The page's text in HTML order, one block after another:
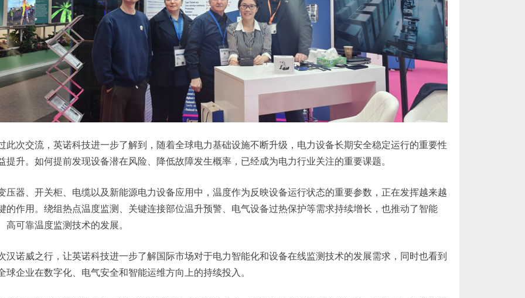
此次交流，英诺科技进一步了解到，随着全球电力基础设施不断升级，电力设备长期安全稳定运行的重要性
提升。如何提前发现设备潜在风险、降低故障发生概率，已经成为电力行业关注的重要课题。
压器、开关柜、电缆以及新能源电力设备应用中，温度作为反映设备运行状态的重要参数，正在发挥越来越
的作用。绕组热点温度监测、关键连接部位温升预警、电气设备过热保护等需求持续增长，也推动了智能
高可靠温度监测技术的发展。
汉诺威之行，让英诺科技进一步了解国际市场对于电力智能化和设备在线监测技术的发展需求，同时也看到
球企业在数字化、电气安全和智能运维方向上的持续投入。